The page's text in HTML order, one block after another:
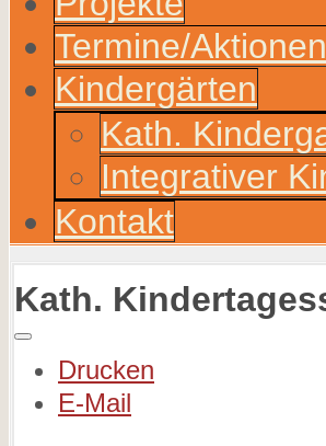
Termine/Aktionen
Kindergärten
Kath.
Integrativer
Kontakt
Kath.
Drucken
E-Mail